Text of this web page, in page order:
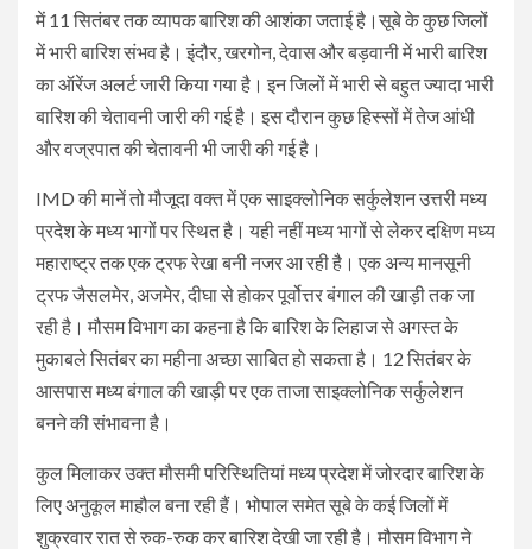
में 11 सितंबर तक व्यापक बारिश की आशंका जताई है।सूबे के कुछ जिलों
में भारी बारिश संभव है। इंदौर, खरगोन, देवास और बड़वानी में भारी बारिश
का ऑरेंज अलर्ट जारी किया गया है। इन जिलों में भारी से बहुत ज्यादा भारी
बारिश की चेतावनी जारी की गई है। इस दौरान कुछ हिस्सों में तेज आंधी
और वज्रपात की चेतावनी भी जारी की गई है।
IMD की मानें तो मौजूदा वक्त में एक साइक्लोनिक सर्कुलेशन उत्तरी मध्य
प्रदेश के मध्य भागों पर स्थित है। यही नहीं मध्य भागों से लेकर दक्षिण मध्य
महाराष्ट्र तक एक ट्रफ रेखा बनी नजर आ रही है। एक अन्य मानसूनी
ट्रफ जैसलमेर, अजमेर, दीघा से होकर पूर्वोत्तर बंगाल की खाड़ी तक जा
रही है। मौसम विभाग का कहना है कि बारिश के लिहाज से अगस्त के
मुकाबले सितंबर का महीना अच्छा साबित हो सकता है। 12 सितंबर के
आसपास मध्य बंगाल की खाड़ी पर एक ताजा साइक्लोनिक सर्कुलेशन
बनने की संभावना है।
कुल मिलाकर उक्त मौसमी परिस्थितियां मध्य प्रदेश में जोरदार बारिश के
लिए अनुकूल माहौल बना रही हैं। भोपाल समेत सूबे के कई जिलों में
शुक्रवार रात से रुक-रुक कर बारिश देखी जा रही है। मौसम विभाग ने